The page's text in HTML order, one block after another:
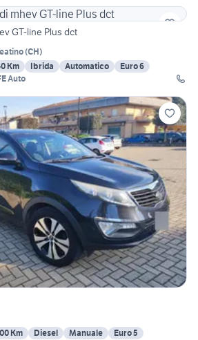
GT-line Plus dct
(CH)
Km Ibrida Automatico
Euro 6
Auto
Km Diesel Manuale Euro 5